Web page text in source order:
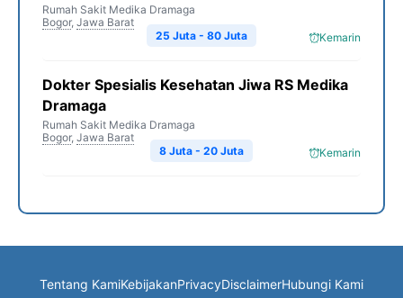
Rumah Sakit Medika Dramaga
Bogor, Jawa Barat
Kemarin
25 Juta - 80 Juta
Dokter Spesialis Kesehatan Jiwa RS Medika
Dramaga
Rumah Sakit Medika Dramaga
Bogor, Jawa Barat
Kemarin
8 Juta - 20 Juta
Tentang KamiKebijakanPrivacyDisclaimerHubungi Kami